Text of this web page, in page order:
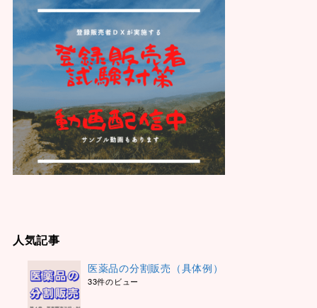
人気記事
医薬品の分割販売（具体例）
33件のビュー